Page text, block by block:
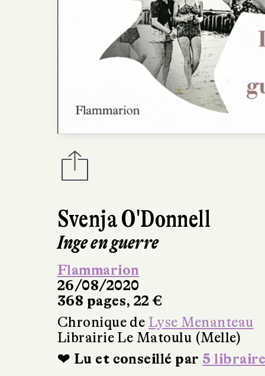
Svenja O'Donnell
Inge en guerre
Flammarion
26/08/2020
368 pages, 22 €
Chronique de Lyse Menanteau
Librairie Le Matoulu (Melle)
❤ Lu et conseillé par 5